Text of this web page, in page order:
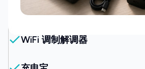
我们的套餐
WiFi 调制解调器